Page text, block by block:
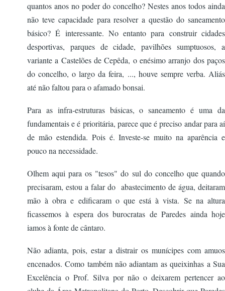
quantos anos no poder do concelho? Nestes anos todos ainda
não teve capacidade para resolver a questão do saneamento
básico? É interessante. No entanto para construir cidades
desportivas, parques de cidade, pavilhões sumptuosos, a
variante a Castelões de Cepêda, o enésimo arranjo dos paços
do concelho, o largo da feira, ..., houve sempre verba. Aliás
até não faltou para o afamado bonsai.
Para as infra-estruturas básicas, o saneamento é uma da
fundamentais e é prioritária, parece que é preciso andar para aí
de mão estendida. Pois é. Investe-se muito na aparência e
pouco na necessidade.
Olhem aqui para os "tesos" do sul do concelho que quando
precisaram, estou a falar do abastecimento de água, deitaram
mão à obra e edificaram o que está à vista. Se na altura
ficassemos à espera dos burocratas de Paredes ainda hoje
iamos à fonte de cântaro.
Não adianta, pois, estar a distrair os munícipes com amuos
encenados. Como também não adiantam as queixinhas a Sua
Excelência o Prof. Silva por não o deixarem pertencer ao